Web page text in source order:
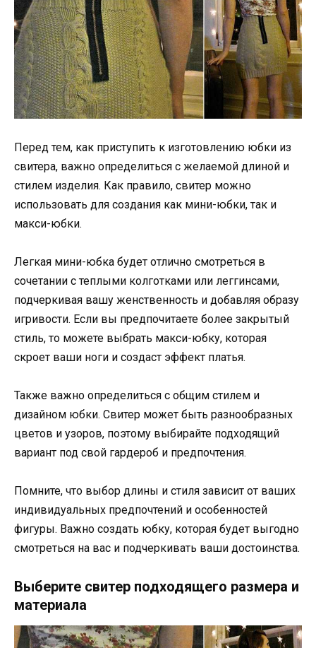
Перед тем, как приступить к изготовлению юбки из
свитера, важно определиться с желаемой длиной и
стилем изделия. Как правило, свитер можно
использовать для создания как мини-юбки, так и
макси-юбки.
Легкая мини-юбка будет отлично смотреться в
сочетании с теплыми колготками или леггинсами,
подчеркивая вашу женственность и добавляя образу
игривости. Если вы предпочитаете более закрытый
стиль, то можете выбрать макси-юбку, которая
скроет ваши ноги и создаст эффект платья.
Также важно определиться с общим стилем и
дизайном юбки. Свитер может быть разнообразных
цветов и узоров, поэтому выбирайте подходящий
вариант под свой гардероб и предпочтения.
Помните, что выбор длины и стиля зависит от ваших
индивидуальных предпочтений и особенностей
фигуры. Важно создать юбку, которая будет выгодно
смотреться на вас и подчеркивать ваши достоинства.
Выберите свитер подходящего размера и
материала